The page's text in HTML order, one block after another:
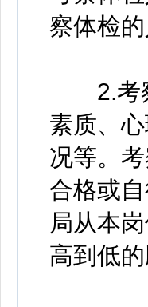
察体检的
2.考察
素质、
况等。
合格或
局从本
高到低的